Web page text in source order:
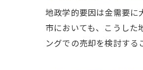
地政学的要因は金需要に
市においても、こうした
ングでの売却を検討する